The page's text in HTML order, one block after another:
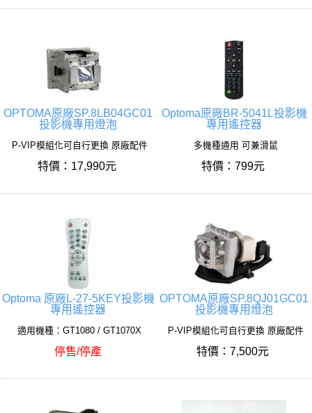
OPTOMA原廠SP.8LB04GC01
投影機專用燈泡
P-VIP模組化可自行更換 原廠配件
特價：17,990元
Optoma原廠BR-5041L投影機
專用遙控器
多機種通用 可兼滑鼠
特價：799元
Optoma 原廠L-27-5KEY投影機
專用遙控器
適用機種：GT1080 / GT1070X
停售/停產
OPTOMA原廠SP.8QJ01GC01
投影機專用燈泡
P-VIP模組化可自行更換 原廠配件
特價：7,500元